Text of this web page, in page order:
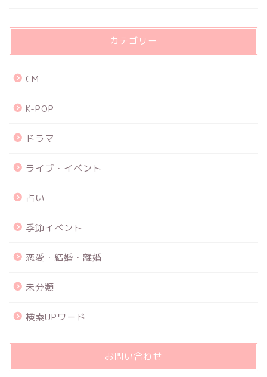
カテゴリー
CM
K-POP
ドラマ
ライブ・イベント
占い
季節イベント
恋愛・結婚・離婚
未分類
検索UPワード
お問い合わせ